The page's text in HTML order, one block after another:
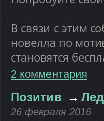
В связи с этим
новелла по
становятся
2 комментария
Позитив →
26 февраля 2016